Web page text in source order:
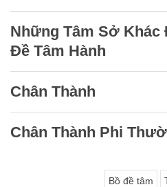
Những Tâm Sở
Đề Tâm Hành
Chân Thành
Chân Thành Phi
Bồ đề tâm